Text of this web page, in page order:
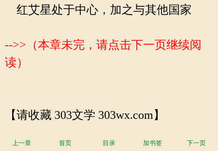
红艾星处于中心，加之与其他国家
-->>（本章未完，请点击下一页继续阅
读）
【请收藏 303文学 303wx.com】
上一章 首页 目录 加书签 下一页